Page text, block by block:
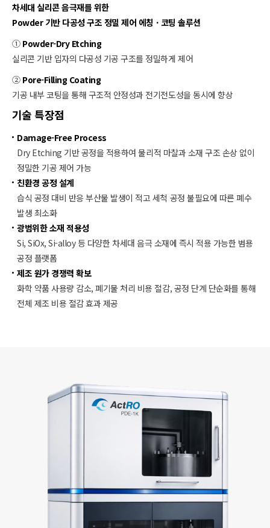
차세대 실리콘 음극재를 위한 ​
Powder 기반 다공성 구조 정밀 제어 에칭 · 코팅 솔루션​
① Powder-Dry Etching​
실리콘 기반 입자의 다공성 기공 구조를 정밀하게 제어
② Pore-Filling Coating​
기공 내부 코팅을 통해 구조적 안정성과 전기전도성을 동시에 향상​
기술 특장점
Damage-Free Process​
Dry Etching 기반 공정을 적용하여 물리적 마찰과 소재 구조 손상 없이
정밀한 기공 제어 가능​
친환경 공정 설계​
습식 공정 대비 반응 부산물 발생이 적고 세척 공정 불필요에 따른 폐수
발생 최소화​
광범위한 소재 적용성 ​
Si, SiOx, Si-alloy 등 다양한 차세대 음극 소재에 즉시 적용 가능한 범용
공정 플랫폼​
제조 원가 경쟁력 확보 ​
화학 약품 사용량 감소, 폐기물 처리 비용 절감, 공정 단계 단순화를 통해
전체 제조 비용 절감 효과 제공